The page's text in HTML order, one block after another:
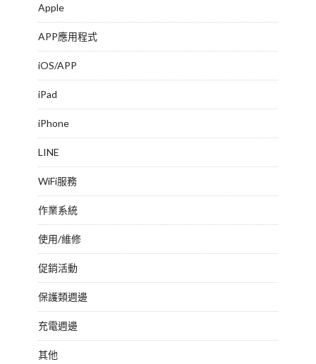
Apple
APP應用程式
iOS/APP
iPad
iPhone
LINE
WiFi服務
作業系統
使用/維修
促銷活動
保護類週邊
充電週邊
其他